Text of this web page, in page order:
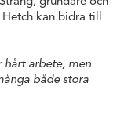
kan bidra till
hårt arbete, men
både stora